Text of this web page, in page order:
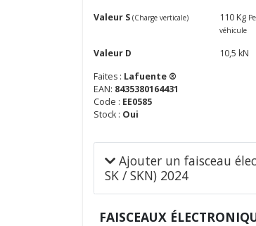
Valeur S (Charge verticale) 110 Kg
véhicule
Valeur D
10,5 kN
Faites : Lafuente ®
EAN: 8435380164431
Code : EE0585
Stock : Oui
Ajouter un faisceau
SK / SKN) 2024
FAISCEAUX